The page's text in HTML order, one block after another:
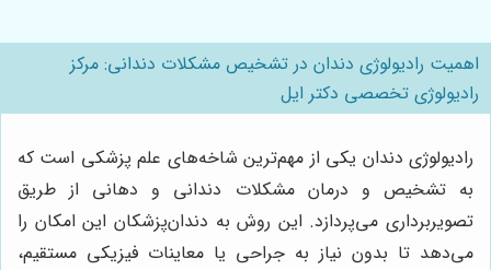
اهمیت رادیولوژی دندان در تشخیص مشکلات دندانی: مرکز
رادیولوژی تخصصی دکتر ایل
رادیولوژی دندان یکی از مهم‌ترین شاخه‌های علم پزشکی است که
به تشخیص و درمان مشکلات دندانی و دهانی از طریق
تصویربرداری می‌پردازد. این روش به دندان‌پزشکان این امکان را
می‌دهد تا بدون نیاز به جراحی یا معاینات فیزیکی مستقیم،